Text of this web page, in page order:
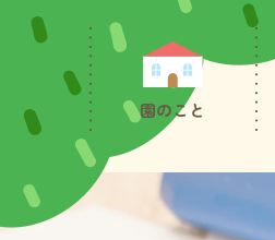
園のこと